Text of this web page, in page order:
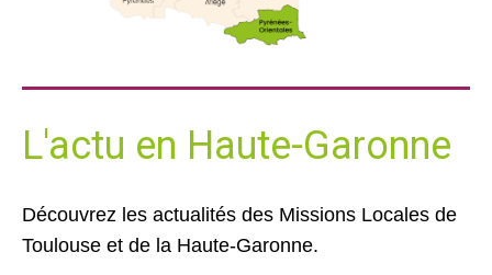
L'actu en Haute-Garonne
Découvrez les actualités des Missions Locales de
Toulouse et de la Haute-Garonne.